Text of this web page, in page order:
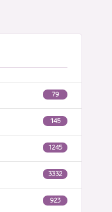
79
145
1245
3332
923